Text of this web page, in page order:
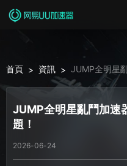
首頁 > 資訊 > JUMP全明星
題！
JUMP全明星亂鬥加速
題！
2026-06-24